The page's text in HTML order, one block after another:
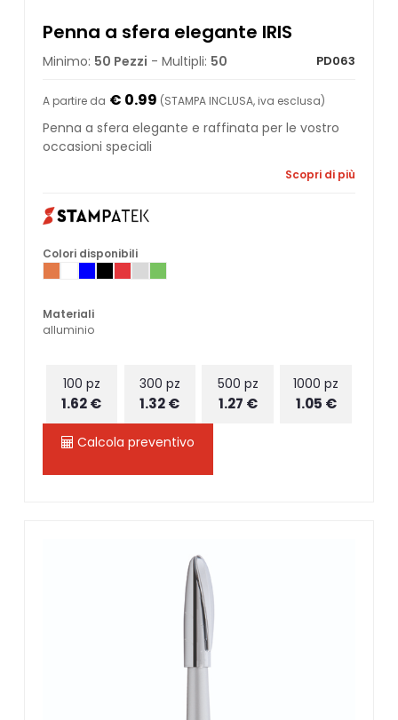
Penna a sfera elegante IRIS
Minimo: 50 Pezzi - Multipli: 50 PD063
A partire da € 0.99 (STAMPA INCLUSA, iva esclusa)
Penna a sfera elegante e raffinata per le vostro
occasioni speciali
Scopri di più
Colori disponibili
Materiali
alluminio
100 pz
1.62 €
300 pz
1.32 €
500 pz
1.27 €
1000 pz
1.05 €
Calcola preventivo